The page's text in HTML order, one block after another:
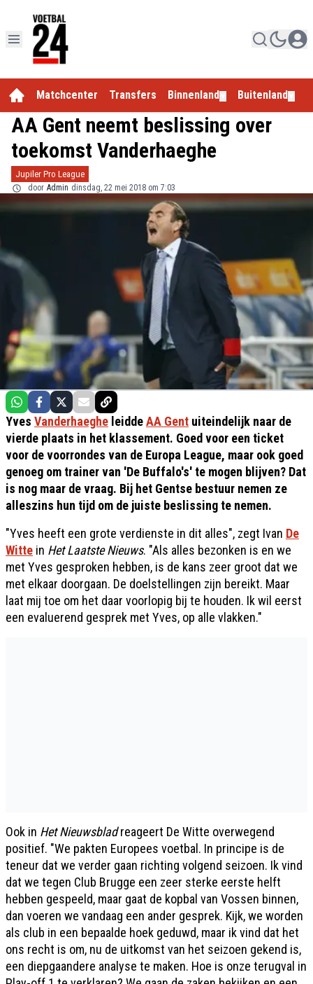
Matchcenter Transfers Binnenland Buitenland
AA Gent neemt beslissing over
toekomst Vanderhaeghe
Jupiler Pro League
door Admin dinsdag, 22 mei 2018 om 7:03
Yves Vanderhaeghe leiddeAA Gent uiteindelijk naar de
vierde plaats in het klassement. Goed voor een ticket
voor de voorrondes van de Europa League, maar ook goed
genoeg om trainer van 'De Buffalo's' te mogen blijven? Dat
is nog maar de vraag. Bij het Gentse bestuur nemen ze
alleszins hun tijd om de juiste beslissing te nemen.
"Yves heeft een grote verdienste in dit alles", zegt Ivan De
Witte in Het Laatste Nieuws. "Als alles bezonken is en we
met Yves gesproken hebben, is de kans zeer groot dat we
met elkaar doorgaan. De doelstellingen zijn bereikt. Maar
laat mij toe om het daar voorlopig bij te houden. Ik wil eerst
een evaluerend gesprek met Yves, op alle vlakken."
Ook in Het Nieuwsbladreageert De Witte overwegend
positief. "We pakten Europees voetbal. In principe is de
teneur dat we verder gaan richting volgend seizoen. Ik vind
dat we tegen Club Brugge een zeer sterke eerste helft
hebben gespeeld, maar gaat de kopbal van Vossen binnen,
dan voeren we vandaag een ander gesprek. Kijk, we worden
als club in een bepaalde hoek geduwd, maar ik vind dat het
ons recht is om, nu de uitkomst van het seizoen gekend is,
een diepgaandere analyse te maken. Hoe is onze terugval in